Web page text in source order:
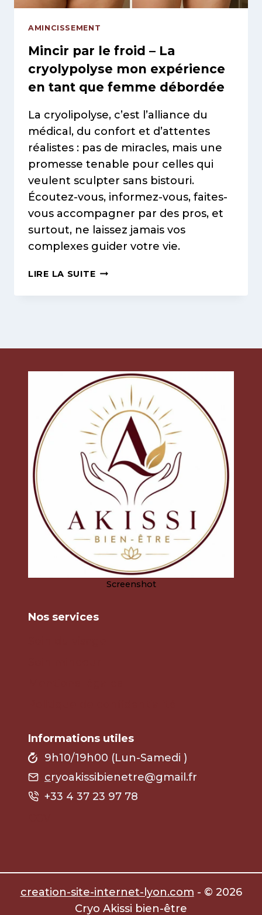
AMINCISSEMENT
Mincir par le froid – La
cryolypolyse mon expérience
en tant que femme débordée
La cryolipolyse, c’est l’alliance du
médical, du confort et d’attentes
réalistes : pas de miracles, mais une
promesse tenable pour celles qui
veulent sculpter sans bistouri.
Écoutez-vous, informez-vous, faites-
vous accompagner par des pros, et
surtout, ne laissez jamais vos
complexes guider votre vie.
LIRE LA SUITEMINCIR
LE
CRYOLYPOLYSE
EXPÉRIENCE
TANT
QUE
FEMME
DÉBORDÉE
Screenshot
Nos services
Informations utiles
9h10/19h00 (Lun-Samedi )
cryoakissibienetre@gmail.fr
+33 4 37 23 97 78
creation-site-internet-lyon.com - © 2026
Cryo Akissi bien-être